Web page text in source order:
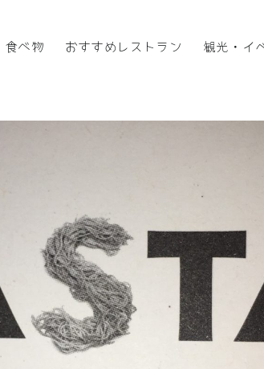
食べ物 おすすめレストラン 観光・イ